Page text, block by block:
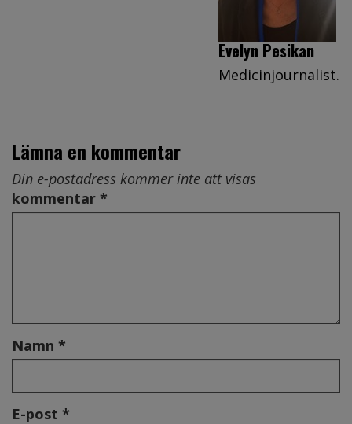
Evelyn Pesikan
Medicinjournalist.
Lämna en kommentar
Din e-postadress kommer inte att visas
kommentar *
Namn *
E-post *